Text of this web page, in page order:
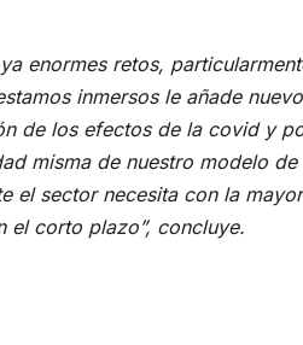
enormes retos,
inmersos le añade
de los efectos de la covid y
misma de nuestro modelo
el sector necesita con la
el corto plazo”, concluye.